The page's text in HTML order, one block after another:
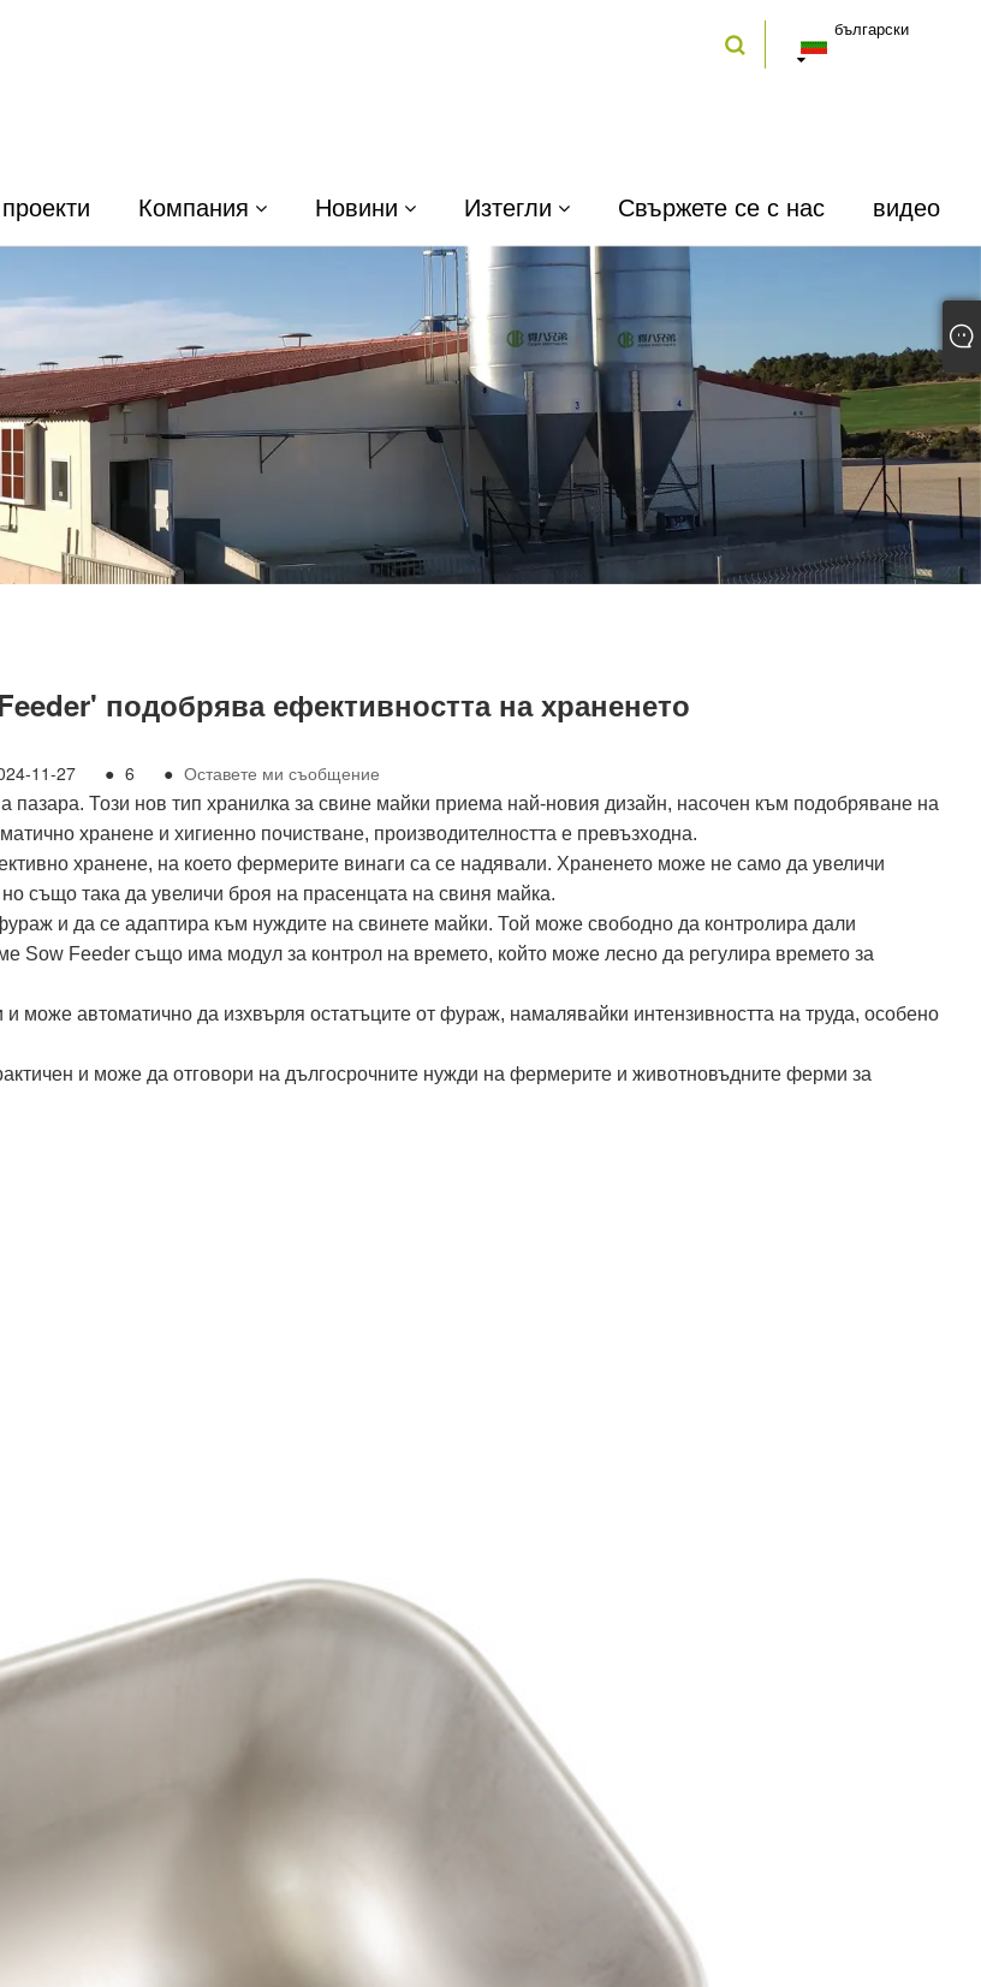
български
проекти Компания Новини Изтегли Свържете се с нас видео
подобрява ефективността на храненето
11-27 ● 6 ● Оставете ми съобщение
Този нов тип хранилка за свине майки приема най-новия дизайн, насочен към подобряване на
хранене и хигиенно почистване, производителността е превъзходна.
хранене, на което фермерите винаги са се надявали. Храненето може не само да увеличи
също така да увеличи броя на прасенцата на свиня майка.
и да се адаптира към нуждите на свинете майки. Той може свободно да контролира дали
Sow Feeder също има модул за контрол на времето, който може лесно да регулира времето за
автоматично да изхвърля остатъците от фураж, намалявайки интензивността на труда, особено
и може да отговори на дългосрочните нужди на фермерите и животновъдните ферми за